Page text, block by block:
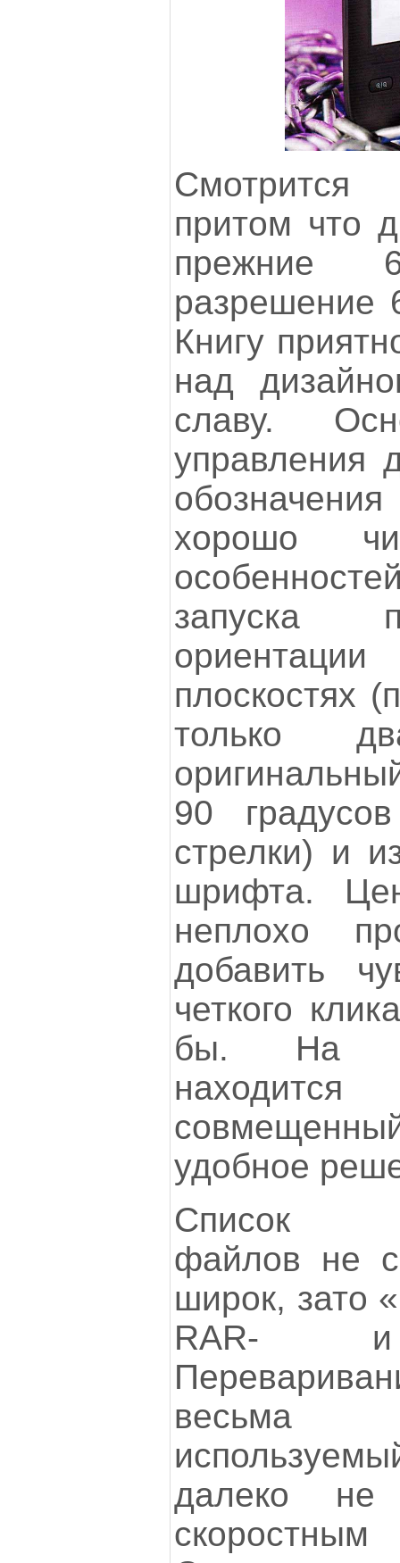
Смотрится
притом что
разрешение
Книгу
над
славу.
управления
хорошо
запуска
плоскостях
только
90
стрелки) и
шрифта.
неплохо
добавить
четкого
бы. На
удобное
Список
файлов не
широк, зато
RAR- и
весьма
далеко не